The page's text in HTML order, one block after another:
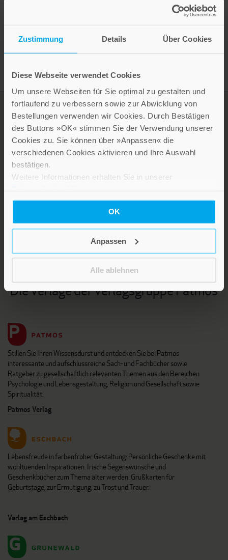
Zustimmung Details Über Cookies
Diese Webseite verwendet Cookies
Um unsere Webseiten für Sie optimal zu gestalten und
fortlaufend zu verbessern sowie zur Abwicklung von
Bestellungen verwenden wir Cookies. Durch Bestätigen
des Buttons »OK« stimmen Sie der Verwendung unserer
Cookies zu. Sie können über »Anpassen« die
verschiedenen Cookies aktivieren und Ihre Auswahl
bestätigen.
Weitere Informationen erhalten Sie in unserer
OK
Anpassen
Alle ablehnen
LEBE GUT MAGAZIN
NEWSLETTER
KARRIERE
KUNDENINFO
Die Verlage der Verlagsgruppe Patmos
Stillen Sie Ihren Wissensdurst und entdecken Sie bei Patmos
interessante und aufschlussreiche Sach- und Fachbücher sowie
Ratgeber zu gesellschaftlich relevanten Themen aus den Bereichen
Psychologie und Lebensgestaltung, Religion und Gesellschaft sowie
Spiritualität.
Patmos Verlag
Lebensfreude in farbenfroher Gestaltung: Persönliche Geschenke mit
wohltuenden Inspirationen. Irische Segenswünsche und
Geschenkbücher zum Thema älter werden. Grußkarten für
Geburtstage, zur Ermutigung, zu Trost und Trauer.
Verlag am Eschbach